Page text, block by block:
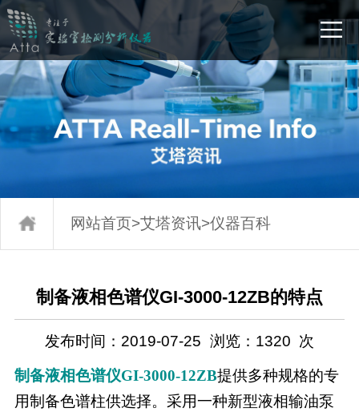
网站首页>艾塔资讯>仪器百科
制备液相色谱仪GI-3000-12ZB的特点
发布时间：2019-07-25 浏览： 1320 次
制备液相色谱仪GI-3000-12ZB提供多种规格的专
用制备色谱柱供选择。采用一种新型液相输油泵